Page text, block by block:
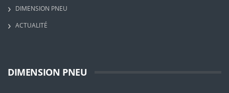
DIMENSION PNEU
ACTUALITÉ
DIMENSION PNEU